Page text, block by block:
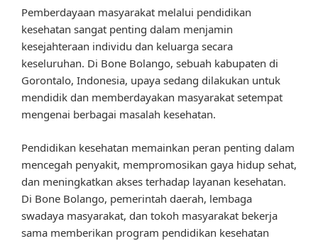
Pemberdayaan masyarakat melalui pendidikan
kesehatan sangat penting dalam menjamin
kesejahteraan individu dan keluarga secara
keseluruhan. Di Bone Bolango, sebuah kabupaten di
Gorontalo, Indonesia, upaya sedang dilakukan untuk
mendidik dan memberdayakan masyarakat setempat
mengenai berbagai masalah kesehatan.
Pendidikan kesehatan memainkan peran penting dalam
mencegah penyakit, mempromosikan gaya hidup sehat,
dan meningkatkan akses terhadap layanan kesehatan.
Di Bone Bolango, pemerintah daerah, lembaga
swadaya masyarakat, dan tokoh masyarakat bekerja
sama memberikan program pendidikan kesehatan